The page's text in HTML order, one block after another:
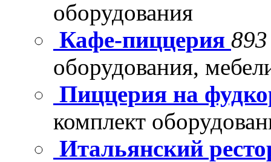
оборудования
Кафе-пиццерия
оборудования,
Пиццерия на
комплект
Итальянский